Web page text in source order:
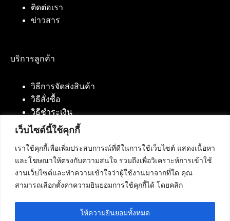
เว็บไซต์นี้ใช้คุกกี้
เราใช้คุกกี้เพื่อเพิ่มประสบการณ์ที่ดีในการใช้เว็บไซต์ แสดงเนื้อหา
และโฆษณาให้ตรงกับความสนใจ รวมถึงเพื่อวิเคราะห์การเข้าใช้
งานเว็บไซต์และทำความเข้าใจว่าผู้ใช้งานมาจากที่ใด คุณ
สามารถเลือกตั้งค่าความยินยอมการใช้คุกกี้ได้ โดยคลิก
ให้ความยินยอมทั้งหมด
ติดต่อเรา
ข่าวสาร
บริการลูกค้า
วิธีการจัดส่งสินค้า
วิธีสั่งซื้อ
วิธีชำระเงิน
ติดต่อเรา
บริษัท เน็ทฟิวชั่น คอมมิวนิเคชั่น จำกัด 420/94 ถนน
นัมเบอร์วัน-ราม 2 แขวงดอกไม้, เขตประเวศ
กรุงเทพมหานคร 10250